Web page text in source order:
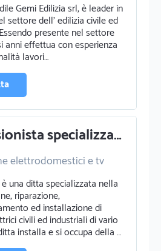
Gemi Edilizia srl, è leader in
settore dell' edilizia civile ed
presente nel settore
anni effettua con esperienza
lavori…
Professionista specializzato in riparazione elettrodomestici e tv a assemini
elettrodomestici e tv
di antifurti e
montacarichi
energetiche
una ditta specializzata nella
riparazione,
ed installazione di
civili ed industriali di vario
installa e si occupa della …